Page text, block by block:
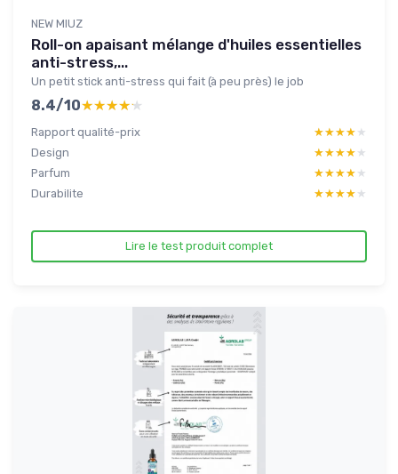
NEW MIUZ
Roll-on apaisant mélange d'huiles essentielles
anti-stress,...
Un petit stick anti-stress qui fait (à peu près) le job
8.4/10★★★★★
★★★★★
Rapport qualité-prix ★★★★★
★★★★★
Design
★★★★★
★★★★★
Parfum
★★★★★
★★★★★
Durabilite
★★★★★
★★★★★
Lire le test produit complet